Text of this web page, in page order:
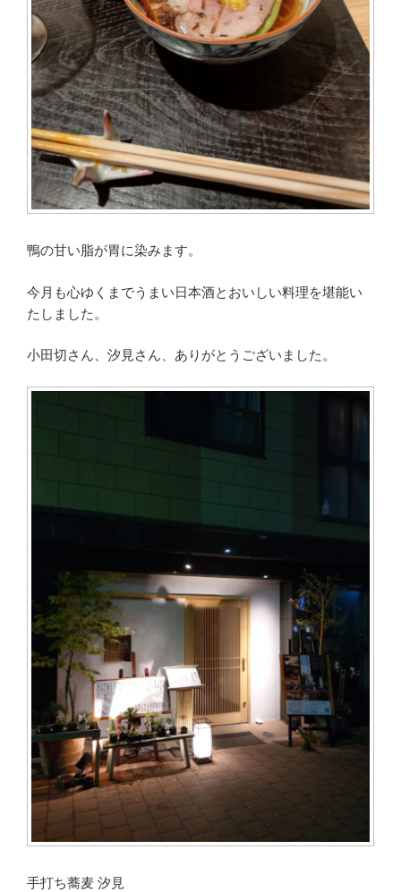
鴨の甘い脂が胃に染みます。
今月も心ゆくまでうまい日本酒とおいしい料理を堪能い
たしました。
小田切さん、汐見さん、ありがとうございました。
手打ち蕎麦 汐見